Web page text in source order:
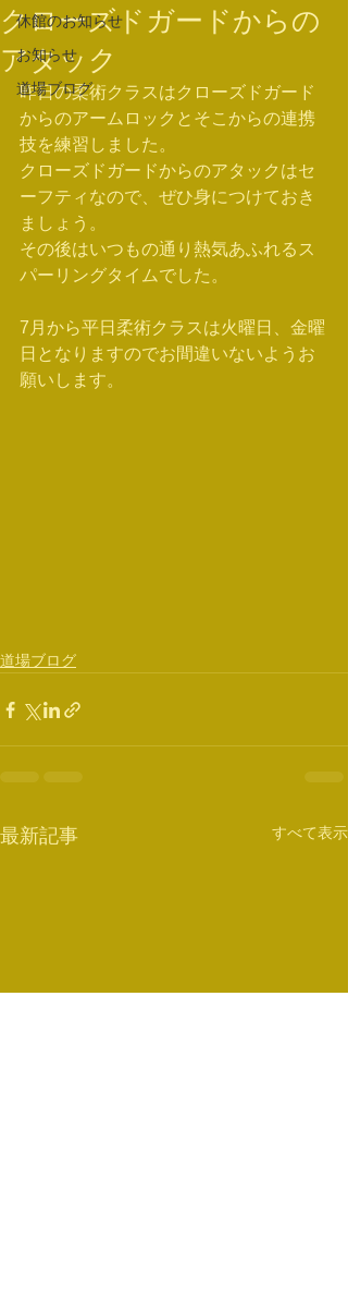
休館のお知らせ
お知らせ
道場ブログ
クローズドガードからの
アタック
昨日の柔術クラスはクローズドガード
からのアームロックとそこからの連携
技を練習しました。
クローズドガードからのアタックはセ
ーフティなので、ぜひ身につけておき
ましょう。
その後はいつもの通り熱気あふれるス
パーリングタイムでした。
7月から平日柔術クラスは火曜日、金曜
日となりますのでお間違いないようお
願いします。
道場ブログ
最新記事 すべて表示